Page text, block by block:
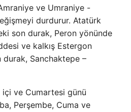
ve Umraniye -
durdurur. Atatürk
son durak, Peron yönünde
ve kalkış Estergon
Sanchaktepe –
içi ve Cumartesi günü
Perşembe, Cuma ve